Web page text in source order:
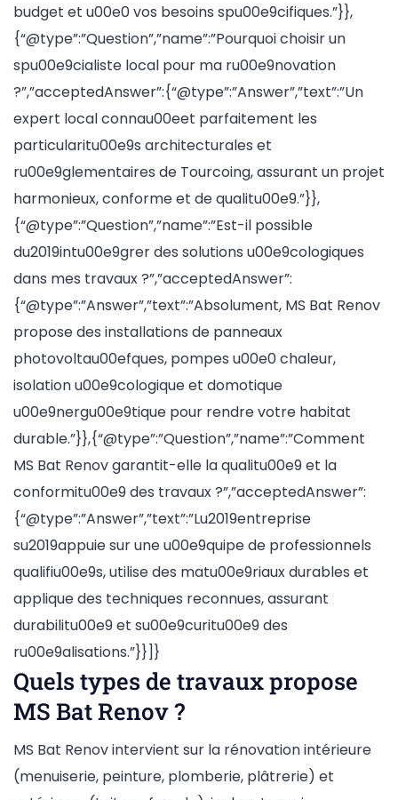
budget et u00e0 vos besoins spu00e9cifiques.”}},
{“@type”:”Question”,”name”:”Pourquoi choisir un
spu00e9cialiste local pour ma ru00e9novation
?”,”acceptedAnswer”:{“@type”:”Answer”,”text”:”Un
expert local connau00eet parfaitement les
particularitu00e9s architecturales et
ru00e9glementaires de Tourcoing, assurant un projet
harmonieux, conforme et de qualitu00e9.”}},
{“@type”:”Question”,”name”:”Est-il possible
du2019intu00e9grer des solutions u00e9cologiques
dans mes travaux ?”,”acceptedAnswer”:
{“@type”:”Answer”,”text”:”Absolument, MS Bat Renov
propose des installations de panneaux
photovoltau00efques, pompes u00e0 chaleur,
isolation u00e9cologique et domotique
u00e9nergu00e9tique pour rendre votre habitat
durable.”}},{“@type”:”Question”,”name”:”Comment
MS Bat Renov garantit-elle la qualitu00e9 et la
conformitu00e9 des travaux ?”,”acceptedAnswer”:
{“@type”:”Answer”,”text”:”Lu2019entreprise
su2019appuie sur une u00e9quipe de professionnels
qualifiu00e9s, utilise des matu00e9riaux durables et
applique des techniques reconnues, assurant
durabilitu00e9 et su00e9curitu00e9 des
ru00e9alisations.”}}]}
Quels types de travaux propose
MS Bat Renov ?
MS Bat Renov intervient sur la rénovation intérieure
(menuiserie, peinture, plomberie, plâtrerie) et